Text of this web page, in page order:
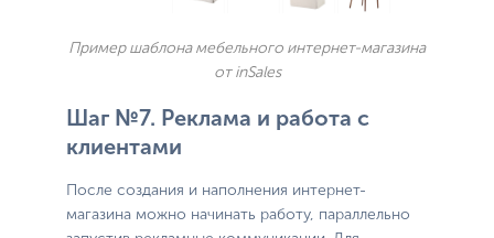
Пример шаблона мебельного интернет-магазина
от inSales
Шаг №7. Реклама и работа с
клиентами
После создания и наполнения интернет-
магазина можно начинать работу, параллельно